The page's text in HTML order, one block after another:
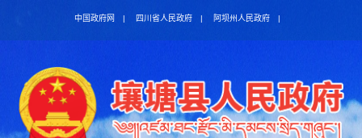
中国政府网 | 四川省人民政府 | 阿坝州人民政府 |